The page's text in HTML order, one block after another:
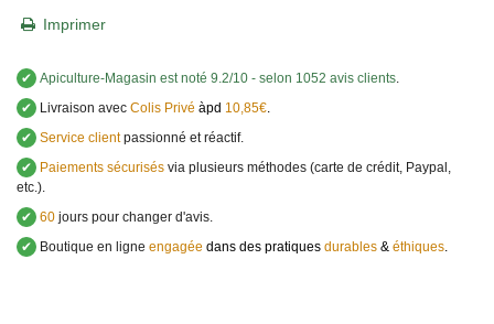
Imprimer
✔ Apiculture-Magasin est noté 9.2/10 - selon 1052 avis clients
✔
Livraison avec Colis Privé àpd 10,85€
✔ Service clientpassionné et réactif.
✔
Paiements sécurisés via plusieurs méthodes (carte de crédit, Paypal,
etc.).
✔ 60 jours pour changer d'avis.
✔
Boutique en ligne engagée dans des pratiques durables & éthiques